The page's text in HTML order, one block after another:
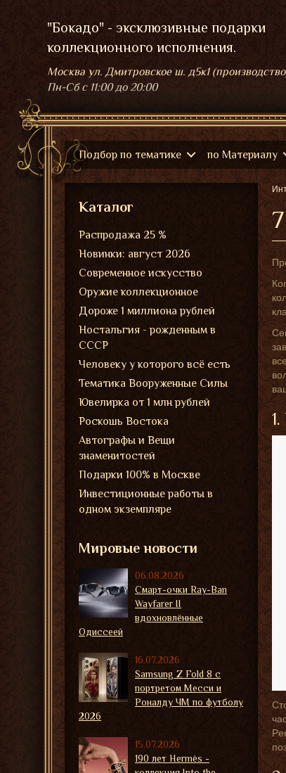
"Бокадо" - эксклюзивные подарки
коллекционного исполнения.
Москва ул. Дмитровское ш. д5к1
Пн-Сбс 11:00 до 20:00
Подбор по тематике по Материалу
Каталог
Распродажа 25 %
Новинки: август 2026
Современное искусство
Оружие коллекционное
Дороже 1 миллиона рублей
Ностальгия - рожденным в
СССР
Человеку у которого всё есть
Тематика Вооруженные Силы
Ювелирка от 1 млн рублей
Роскошь Востока
Автографы и Вещи
знаменитостей
Подарки 100% в Москве
Инвестиционные работы в
одном экземпляре
Мировые новости
06.08.2026
Смарт-очки Ray-Ban
Wayfarer II
вдохновлённые
Одиссеей
16.07.2026
Samsung Z Fold 8 с
портретом Месси и
Роналду ЧМ по футболу
2026
15.07.2026
190 лет Hermès -